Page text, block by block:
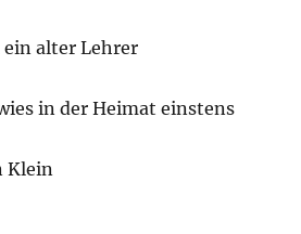
alter Lehrer
in der Heimat einstens
Klein